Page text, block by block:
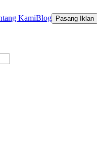
KamiBlog Pasang Iklan